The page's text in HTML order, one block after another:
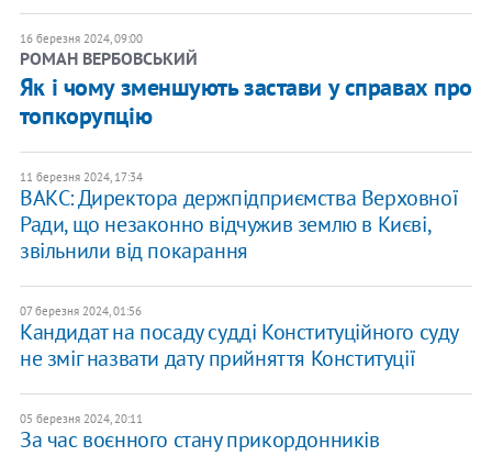
16 березня 2024, 09:00
РОМАН ВЕРБОВСЬКИЙ
Як і чому зменшують застави у справах про
топкорупцію
11 березня 2024, 17:34
ВАКС: Директора держпідприємства Верховної
Ради, що незаконно відчужив землю в Києві,
звільнили від покарання
07 березня 2024, 01:56
Кандидат на посаду судді Конституційного суду
не зміг назвати дату прийняття Конституції
05 березня 2024, 20:11
За час воєнного стану прикордонників